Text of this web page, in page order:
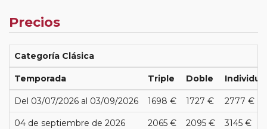
Precios
Categoría Clásica
Temporada Triple Doble
Del 03/07/2026 al 03/09/2026 1698 € 1727 € 2777 €
04 de septiembre de 2026 2065 € 2095 € 3145 €